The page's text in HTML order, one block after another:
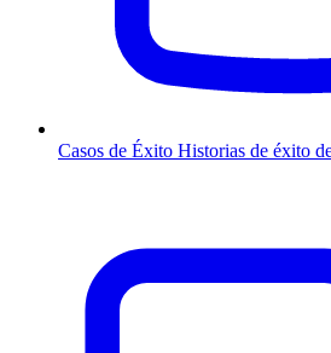
Casos de Éxito Historias de éxito